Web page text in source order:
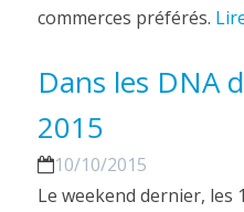
commerces préférés.
Dans les DNA
2015
10/10/2015
Le weekend dernier, les